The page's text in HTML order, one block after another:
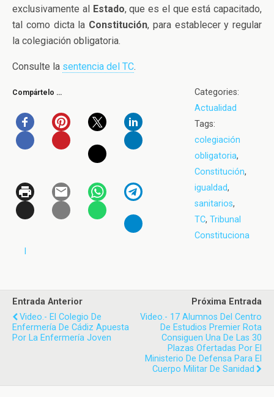
exclusivamente al Estado, que es el que está capacitado,
tal como dicta la Constitución, para establecer y regular
la colegiación obligatoria.
Consulte la sentencia del TC.
Compártelo …
Categories:
Actualidad
Tags:
colegiación
obligatoria,
Constitución,
igualdad,
sanitarios,
TC, Tribunal
Constituciona
Entrada Anterior
Video.- El Colegio De
Enfermería De Cádiz Apuesta
Por La Enfermería Joven
Próxima Entrada
Video.- 17 Alumnos Del Centro
De Estudios Premier Rota
Consiguen Una De Las 30
Plazas Ofertadas Por El
Ministerio De Defensa Para El
Cuerpo Militar De Sanidad